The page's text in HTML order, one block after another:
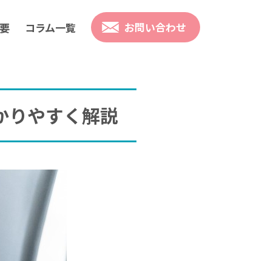
コラム一覧 お問い合わせ
りやすく解説